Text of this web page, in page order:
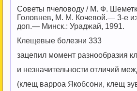
Советы пчеловоду / М. Ф.
Головнев, М. М. Кочевой.— 3-е
доп.— Минск.: Ураджай, 1991.
Клещевые болезни 333
зацепил момент разнообразия
и незначительности отличий
(клещ варроа Якобсони, клещ